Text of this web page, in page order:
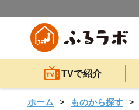
TVで紹介
ホーム ものから探す